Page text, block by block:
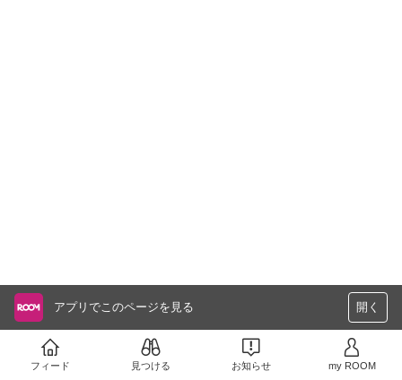
アプリでこのページを見る 開く
フィード 見つける お知らせ my ROOM